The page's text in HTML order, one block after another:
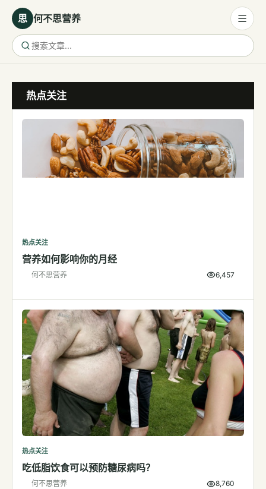
思 何不思营养
营养与饮食
保健食品
运动
睡眠
指标解读
体检与复查
医学百科
视频
视频博客
营养科普视频
热点关注
热点关注
营养如何影响你的月经
何不思营养 6,457
热点关注
吃低脂饮食可以预防糖尿病吗？
何不思营养 8,760